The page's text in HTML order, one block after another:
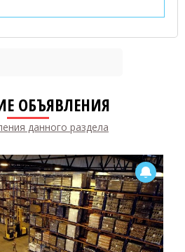
ОБЪЯВЛЕНИЯ
данного раздела